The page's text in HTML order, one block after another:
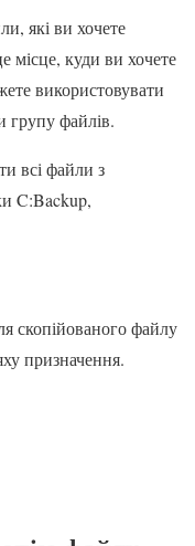
які ви хочете
місце, куди ви хочете
використовувати
групу файлів.
всі файли з
C:Backup,
скопійованого файлу
призначення.